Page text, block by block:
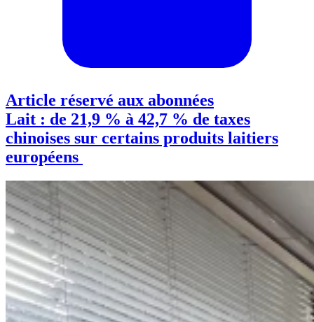
Article réservé aux abonnées
Lait : de 21,9 % à 42,7 % de taxes
chinoises sur certains produits laitiers
européens